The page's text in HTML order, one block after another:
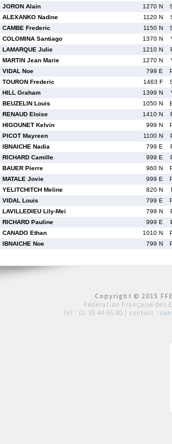
JORON Alain 1270 N
ALEXANKO Nadine 1120 N
CAMBE Frederic 1150 N
COLOMINA Santiago 1370 N
LAMARQUE Julie 1210 N
MARTIN Jean Marie 1270 N
VIDAL Noe 799 E
TOURON Frederic 1463 F
HILL Graham 1399 N
BEUZELIN Louis 1050 N
RENAUD Eloise 1410 N
HIGOUNET Kelvin 999 N
PICOT Mayreen 1100 N
IBNAICHE Nadia 799 E
RICHARD Camille 999 E
BAUER Pierre 960 N
MATALE Jovie 999 E
YELITCHITCH Meline 820 N
VIDAL Louis 799 E
LAVILLEDIEU Lily-Mei 799 N
RICHARD Pauline 999 E
CANADO Ethan 1010 N
IBNAICHE Noe 799 N
Copyright © 2015
Fédération Française des
tél : 01 39 44 65 80 | contact :